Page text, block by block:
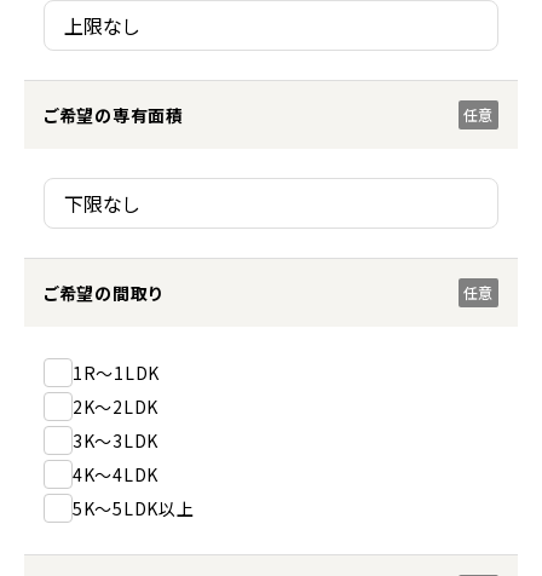
ご希望の専有面積 任意
ご希望の間取り 任意
1R～1LDK
2K～2LDK
3K～3LDK
4K～4LDK
5K～5LDK以上